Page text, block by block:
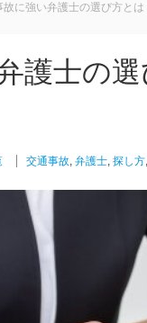
故に強い弁護士の選び方と
護士の
交通事故, 弁護士, 探し方,